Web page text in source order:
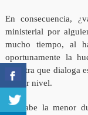
En consecuencia,
ministerial por
mucho tiempo, al
oportunamente la
ministra que dialoga
primer nivel.
No cabe la menor